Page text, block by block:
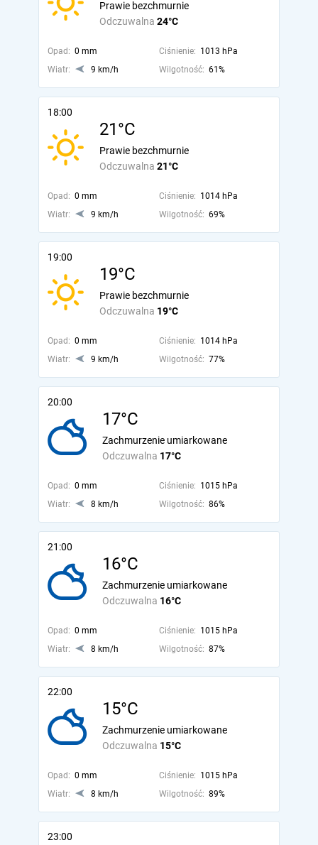
Odczuwalna 24°C
Prawie bezchmurnie
Opad: 0 mm Ciśnienie: 1013 hPa
Wiatr:
9 km/h Wilgotność: 61%
18:00
21°C
Odczuwalna 21°C
Prawie bezchmurnie
Opad: 0 mm Ciśnienie: 1014 hPa
Wiatr:
9 km/h Wilgotność: 69%
19:00
19°C
Odczuwalna 19°C
Prawie bezchmurnie
Opad: 0 mm Ciśnienie: 1014 hPa
Wiatr:
9 km/h Wilgotność: 77%
20:00
17°C
Odczuwalna 17°C
Zachmurzenie umiarkowane
Opad: 0 mm Ciśnienie: 1015 hPa
Wiatr:
8 km/h Wilgotność: 86%
21:00
16°C
Odczuwalna 16°C
Zachmurzenie umiarkowane
Opad: 0 mm Ciśnienie: 1015 hPa
Wiatr:
8 km/h Wilgotność: 87%
22:00
15°C
Odczuwalna 15°C
Zachmurzenie umiarkowane
Opad: 0 mm Ciśnienie: 1015 hPa
Wiatr:
8 km/h Wilgotność: 89%
23:00